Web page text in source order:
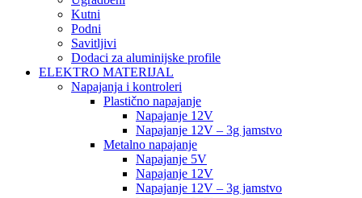
Kutni
Podni
Savitljivi
Dodaci za aluminijske profile
ELEKTRO MATERIJAL
Napajanja i kontroleri
Plastično napajanje
Napajanje 12V
Napajanje 12V – 3g jamstvo
Metalno napajanje
Napajanje 5V
Napajanje 12V
Napajanje 12V – 3g jamstvo